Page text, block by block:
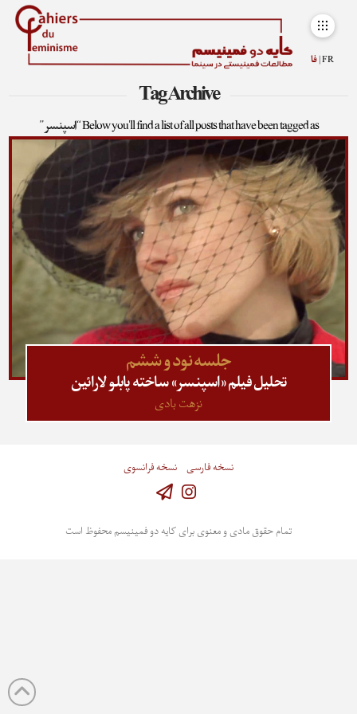
FR | فا
Tag Archive
Below you'll find a list of all posts that have been tagged as“اسپنسر”
جلسه نود و ششم
تحلیل فیلم «اسپنسر» ساخته پابلو لارائین
نزهت بادی
نسخه فارسی نسخه فرانسوی
تمام حقوق مادی و معنوی برای کایه دو فمینیسم محفوظ است